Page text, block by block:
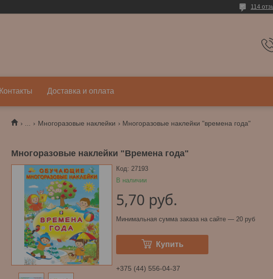
114
Контакты Доставка и оплата
Многоразовые наклейки Многоразовые наклейки "времена года"
Многоразовые наклейки "Времена года"
В наличии
Код: 27193
5,70 руб.
Минимальная сумма заказа на сайте — 20 руб
Купить
+375 (44) 556-04-37